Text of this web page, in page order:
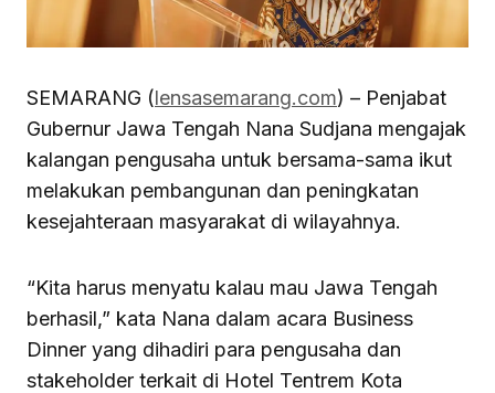
SEMARANG (lensasemarang.com) – Penjabat
Gubernur Jawa Tengah Nana Sudjana mengajak
kalangan pengusaha untuk bersama-sama ikut
melakukan pembangunan dan peningkatan
kesejahteraan masyarakat di wilayahnya.
“Kita harus menyatu kalau mau Jawa Tengah
berhasil,” kata Nana dalam acara Business
Dinner yang dihadiri para pengusaha dan
stakeholder terkait di Hotel Tentrem Kota